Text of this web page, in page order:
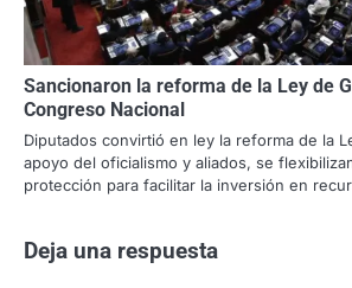
Sancionaron la reforma de la Ley de
Congreso Nacional
Diputados convirtió en ley la reforma de la
apoyo del oficialismo y aliados, se
protección para facilitar la inversión en
Deja una respuesta